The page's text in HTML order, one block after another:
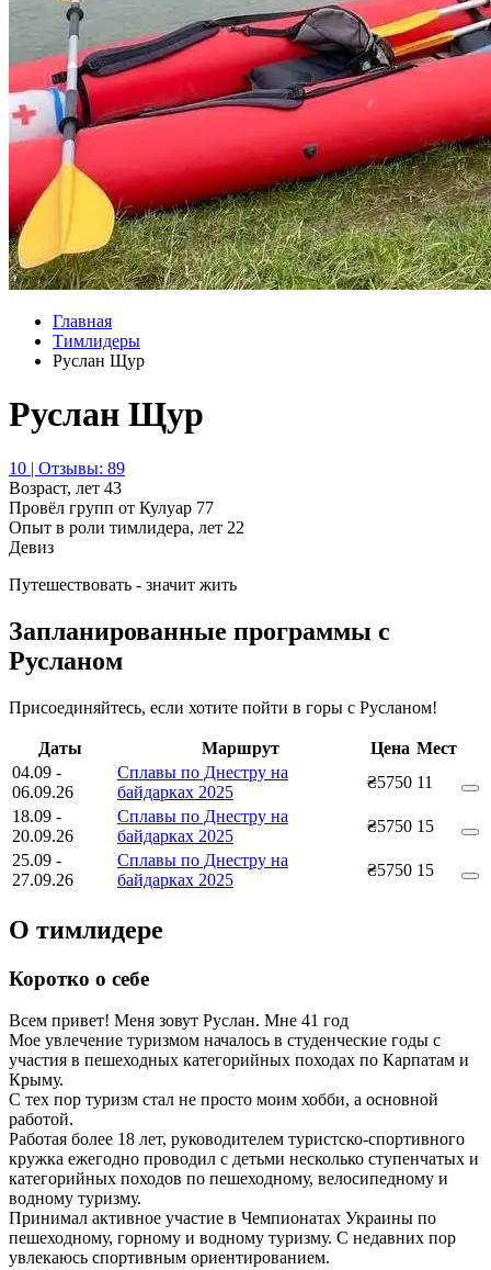
Главная
Тимлидеры
Руслан Щур
Руслан Щур
10 | Отзывы: 89
Возраст, лет 43
Провёл групп от Кулуар 77
Опыт в роли тимлидера, лет 22
Девиз
Путешествовать - значит жить
Запланированные программы с
Русланом
Присоединяйтесь, если хотите пойти в горы с Русланом!
Даты Маршрут Цена Мест
04.09 -
06.09.26
Сплавы по Днестру на
байдарках 2025
₴5750 11
18.09 -
20.09.26
Сплавы по Днестру на
байдарках 2025
₴5750 15
25.09 -
27.09.26
Сплавы по Днестру на
байдарках 2025
₴5750 15
О тимлидере
Коротко о себе
Всем привет! Меня зовут Руслан. Мне 41 год
Мое увлечение туризмом началось в студенческие годы с
участия в пешеходных категорийных походах по Карпатам и
Крыму.
С тех пор туризм стал не просто моим хобби, а основной
работой.
Работая более 18 лет, руководителем туристско-спортивного
кружка ежегодно проводил с детьми несколько ступенчатых и
категорийных походов по пешеходному, велосипедному и
водному туризму.
Принимал активное участие в Чемпионатах Украины по
пешеходному, горному и водному туризму. С недавних пор
увлекаюсь спортивным ориентированием.